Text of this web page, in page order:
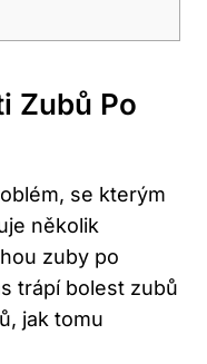
Zubů Po
se kterým
​několik
zuby po
trápí ‌bolest zubů
jak tomu⁢